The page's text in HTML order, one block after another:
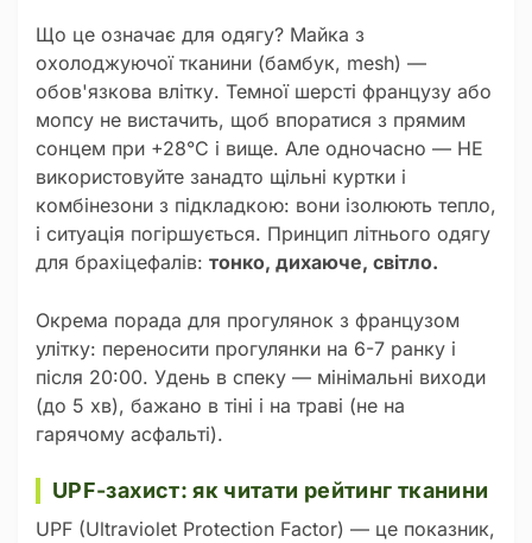
Що це означає для одягу? Майка з
охолоджуючої тканини (бамбук, mesh) —
обов'язкова влітку. Темної шерсті французу або
мопсу не вистачить, щоб впоратися з прямим
сонцем при +28°C і вище. Але одночасно — НЕ
використовуйте занадто щільні куртки і
комбінезони з підкладкою: вони ізолюють тепло,
і ситуація погіршується. Принцип літнього одягу
для брахіцефалів: тонко, дихаюче, світло.
Окрема порада для прогулянок з французом
улітку: переносити прогулянки на 6-7 ранку і
після 20:00. Удень в спеку — мінімальні виходи
(до 5 хв), бажано в тіні і на траві (не на
гарячому асфальті).
UPF-захист: як читати рейтинг тканини
UPF (Ultraviolet Protection Factor) — це показник,